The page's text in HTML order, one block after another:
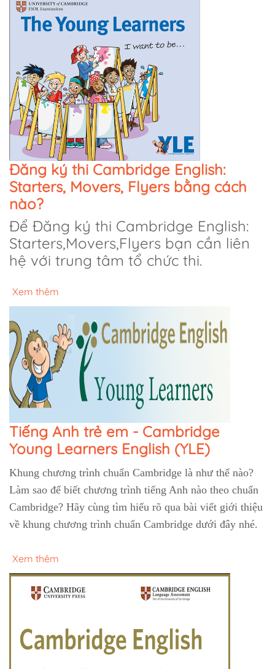
Đăng ký thi Cambridge English:
Starters, Movers, Flyers bằng cách
nào?
Để Đăng ký thi Cambridge English:
Starters,Movers,Flyers bạn cần liên
hệ với trung tâm tổ chức thi.
Xem thêm
Tiếng Anh trẻ em - Cambridge
Young Learners English (YLE)
Khung chương trình chuẩn Cambridge là như thế nào?
Làm sao để biết chương trình tiếng Anh nào theo chuẩn
Cambridge? Hãy cùng tìm hiểu rõ qua bài viết giới thiệu
về khung chương trình chuẩn Cambridge dưới đây nhé.
Xem thêm